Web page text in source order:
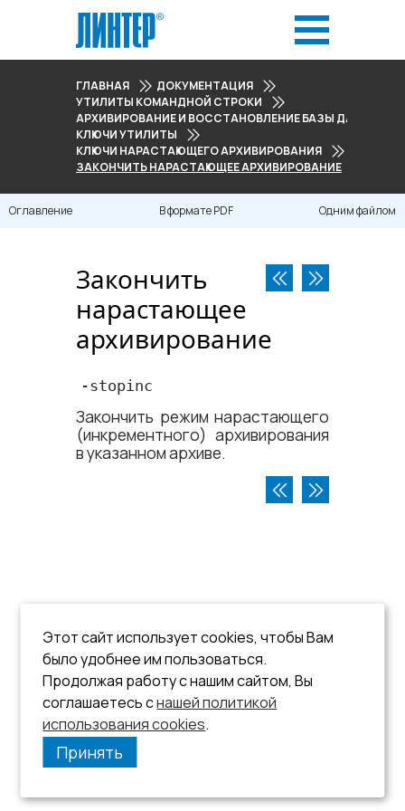
ГЛАВНАЯ
ДОКУМЕНТАЦИЯ
УТИЛИТЫ КОМАНДНОЙ СТРОКИ
АРХИВИРОВАНИЕ И ВОССТАНОВЛЕНИЕ БАЗЫ ДАННЫХ
КЛЮЧИ УТИЛИТЫ
КЛЮЧИ НАРАСТАЮЩЕГО АРХИВИРОВАНИЯ
ЗАКОНЧИТЬ НАРАСТАЮЩЕЕ АРХИВИРОВАНИЕ
Оглавление В формате PDF Одним файлом
Закончить
нарастающее
архивирование
-stopinc
Закончить режим нарастающего
(инкрементного) архивирования
в указанном архиве.
Этот сайт использует cookies, чтобы Вам
было удобнее им пользоваться.
Продолжая работу с нашим сайтом, Вы
соглашаетесь снашей политикой
использования cookies.
Принять